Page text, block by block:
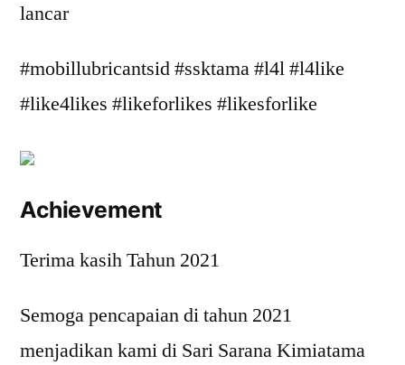
lancar
#mobillubricantsid #ssktama #l4l #l4like
#like4likes #likeforlikes #likesforlike
Achievement
Terima kasih Tahun 2021
Semoga pencapaian di tahun 2021
menjadikan kami di Sari Sarana Kimiatama